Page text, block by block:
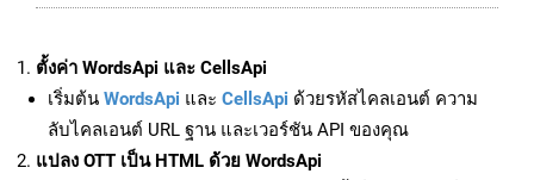
ตั้งค่า WordsApi และ CellsApi
เริ่มต้น WordsApi และ CellsApi ด้วยรหัสไคลเอนต์ ความ
ลับไคลเอนต์ URL ฐาน และเวอร์ชัน API ของคุณ
แปลง OTT เป็น HTML ด้วย WordsApi